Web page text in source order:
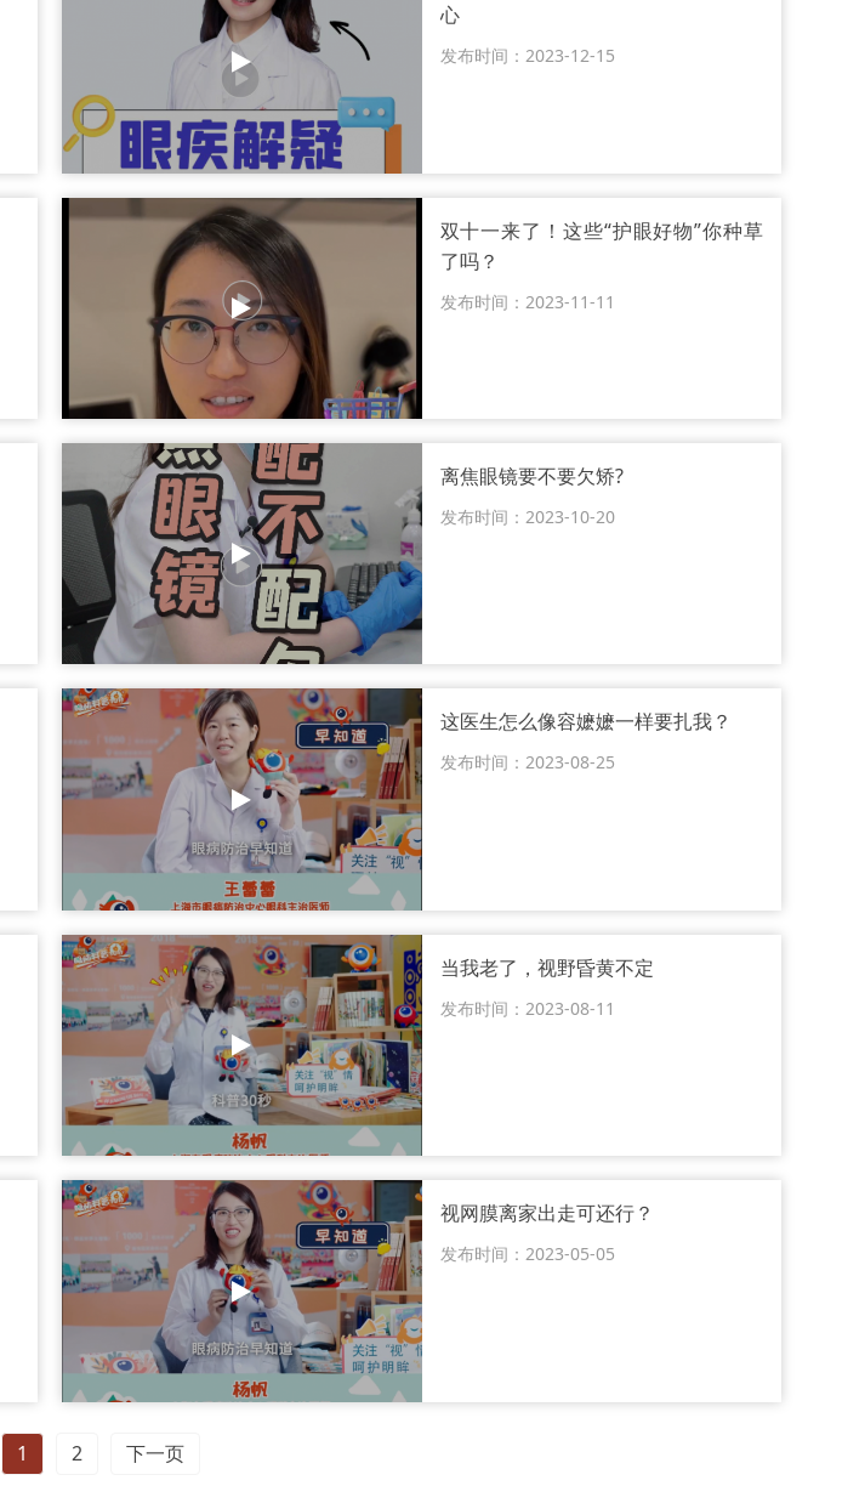
心
发布时间：2023-12-15
双十一来了！这些“护眼好物”你种草
了吗？
发布时间：2023-11-11
离焦眼镜要不要欠矫?
发布时间：2023-10-20
这医生怎么像容嬷嬷一样要扎我？
发布时间：2023-08-25
当我老了，视野昏黄不定
发布时间：2023-08-11
视网膜离家出走可还行？
发布时间：2023-05-05
1 2 下一页